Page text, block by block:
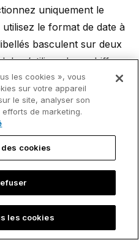
uniquement le
le format de date à
basculent sur deux
de n’utiliser deux chiffres
Toutefois, si vous
du milieu et que vous
libellé restera avec
autres libellés compris
libellé basculeront sur
les cookies », vous
sur votre appareil
le site, analyser son
de marketing.
des cookies
les cookies